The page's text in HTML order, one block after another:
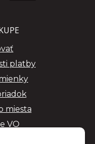
platby
miesta
VO